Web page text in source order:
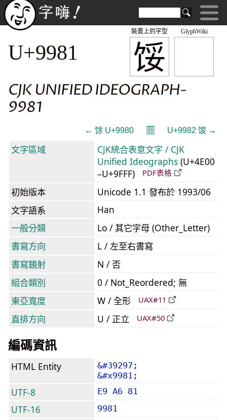
GlyphWiki
馁
裝置上的字型
U+9981
CJK UNIFIED IDEOGRAPH-
9981
← 馀 U+9980 𝄜 U+9982 馂 →
文字區域
CJK統合表意文字 / CJK
Unified Ideographs (U+4E00
–U+9FFF)
PDF表格
初始版本
Unicode 1.1 發布於 1993/06
文字語系
Han
一般分類
Lo / 其它字母 (Other_Letter)
書寫方向
L / 左至右書寫
書寫鏡射
N / 否
組合類別
0 / Not_Reordered; 無
東亞寬度
W / 全形 UAX#11
直排方向 U / 正立 UAX#50
編碼資訊
HTML Entity
&#39297;
&#x9981;
UTF-8 E9 A6 81
UTF-16 9981